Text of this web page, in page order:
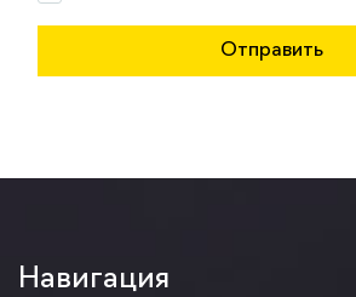
Навигация